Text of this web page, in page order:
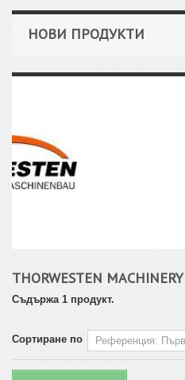
НОВИ ПРОДУКТИ
THORWESTEN MACHINERY
Съдържа 1 продукт.
Сортиране по